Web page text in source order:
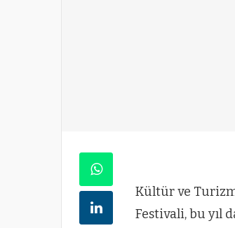
Kültür ve
Festivali, bu yıl